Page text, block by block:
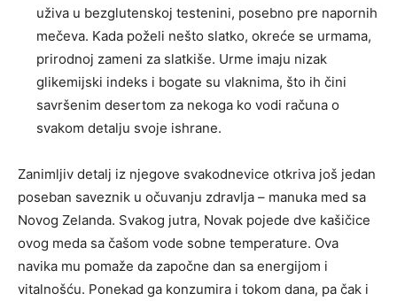
uživa u bezglutenskoj testenini, posebno pre napornih
mečeva. Kada poželi nešto slatko, okreće se urmama,
prirodnoj zameni za slatkiše. Urme imaju nizak
glikemijski indeks i bogate su vlaknima, što ih čini
savršenim desertom za nekoga ko vodi računa o
svakom detalju svoje ishrane.
Zanimljiv detalj iz njegove svakodnevice otkriva još jedan
poseban saveznik u očuvanju zdravlja – manuka med sa
Novog Zelanda. Svakog jutra, Novak pojede dve kašičice
ovog meda sa čašom vode sobne temperature. Ova
navika mu pomaže da započne dan sa energijom i
vitalnošću. Ponekad ga konzumira i tokom dana, pa čak i